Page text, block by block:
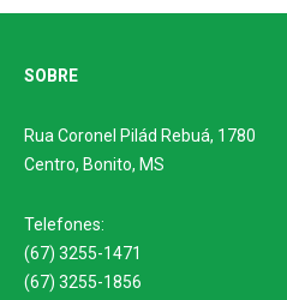
SOBRE
Rua Coronel Pilád Rebuá, 1780
Centro, Bonito, MS
Telefones:
(67) 3255-1471
(67) 3255-1856